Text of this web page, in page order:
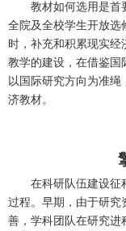
教材如何选用是首
全院及全校学生开放选
时，补充和积累现实
教学的建设，在借鉴国
以国际研究方向为准
济教材。
在科研队伍建设征
过程。早期，由于研究
善，学科团队在研究进